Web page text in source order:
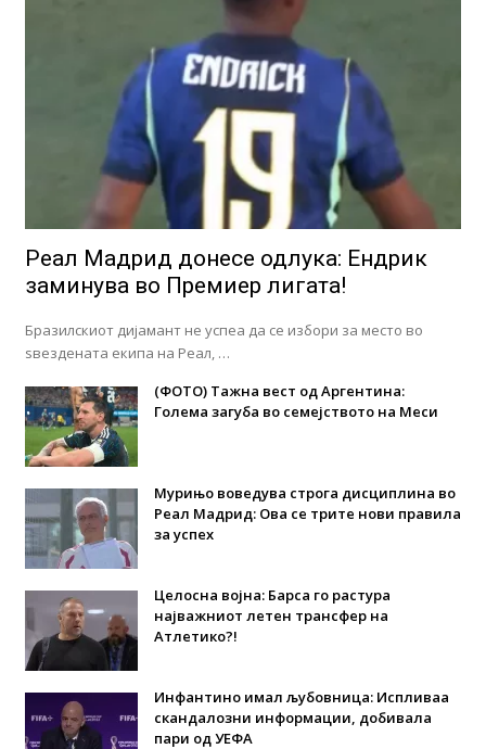
Реал Мадрид донесе одлука: Eндрик
заминува во Премиер лигата!
Бразилскиот дијамант не успеа да се избори за место во
ѕвездената екипа на Реал, …
(ФОТО) Тажна вест од Аргентина:
Голема загуба во семејството на Меси
Мурињо воведува строга дисциплина во
Реал Мадрид: Ова се трите нови правила
за успех
Целосна војна: Барса го растура
најважниот летен трансфер на
Атлетико?!
Инфантино имал љубовница: Испливаа
скандалозни информации, добивала
пари од УЕФА